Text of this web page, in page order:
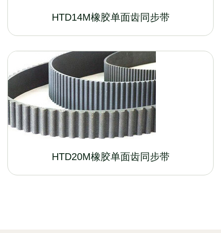
HTD14M橡胶单面齿同步带
HTD20M橡胶单面齿同步带